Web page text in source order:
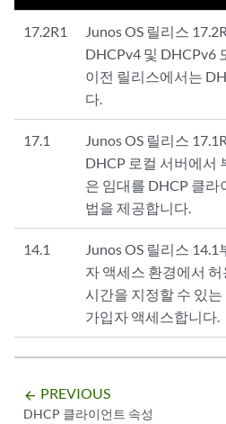
17.2R1
Junos OS 릴리스
DHCPv4 및 DHCPv6
이전 릴리스에서는
다.
17.1 Junos OS 릴리스
DHCP 로컬 서버에서
은 임대를 DHCP 클라
법을 제공합니다.
14.1
Junos OS 릴리스
자 액세스 환경에서
시간을 지정할 수 있
가입자 액세스합니다.
arrow_backward PREVIOUS
DHCP 클라이언트 속성